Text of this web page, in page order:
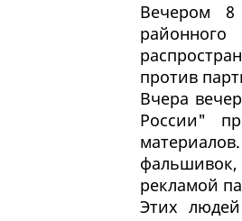
Вечером 8
против
Вчера
России"
рекламой
Этих